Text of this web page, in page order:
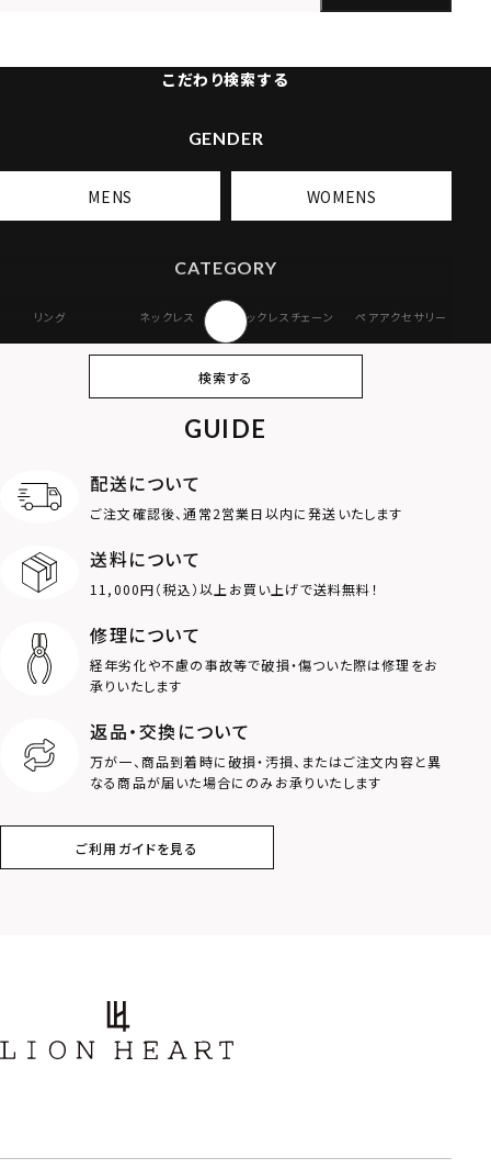
こだわり検索する
GENDER
MENS WOMENS
CATEGORY
リング ネックレス ネックレスチェーン ペアアクセサリー
オンラインストア
ギフトボックス
MOTIF
ダブルリング
ロゴ
クラウン
スター
フラワー
検索する
GUIDE
配送について
ご注文確認後、通常2営業日以内に発送いたします
送料について
11,000円（税込）以上お買い上げで送料無料！
修理について
経年劣化や不慮の事故等で破損・傷ついた際は修理をお
承りいたします
返品・交換について
万が一、商品到着時に破損・汚損、またはご注文内容と異
なる商品が届いた場合にのみお承りいたします
ご利用ガイドを見る